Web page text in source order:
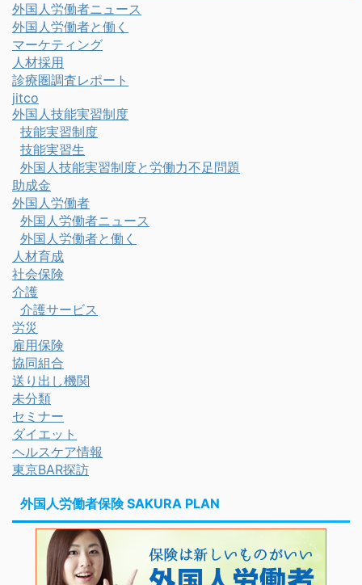
外国人労働者ニュース
外国人労働者と働く
マーケティング
人材採用
診療圏調査レポート
jitco
外国人技能実習制度
技能実習制度
技能実習生
外国人技能実習制度と労働力不足問題
助成金
外国人労働者
外国人労働者ニュース
外国人労働者と働く
人材育成
社会保険
介護
介護サービス
労災
雇用保険
協同組合
送り出し機関
未分類
セミナー
ダイエット
ヘルスケア情報
東京BAR探訪
外国人労働者保険 SAKURA PLAN